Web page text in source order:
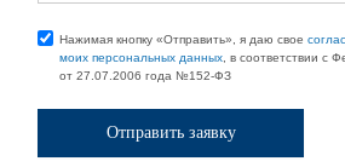
Нажимая кнопку «Отправить», я даю свое
моих персональных данных , в соответствии с
от 27.07.2006 года №152-ФЗ